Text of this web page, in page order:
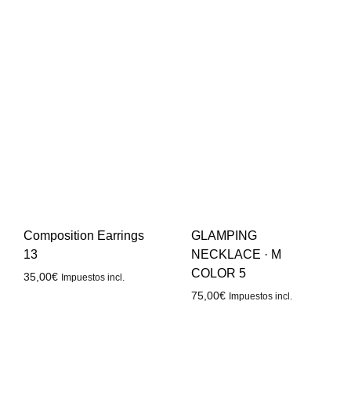
Composition Earrings
13
35,00€ Impuestos incl.
GLAMPING
NECKLACE · M
COLOR 5
75,00€ Impuestos incl.